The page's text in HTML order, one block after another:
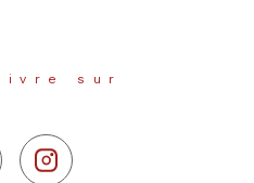
sur